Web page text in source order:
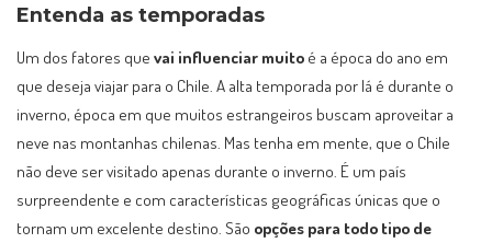
Entenda as temporadas
Um dos fatores que vai influenciar muito é a época do ano em
que deseja viajar para o Chile. A alta temporada por lá é durante o
inverno, época em que muitos estrangeiros buscam aproveitar a
neve nas montanhas chilenas. Mas tenha em mente, que o Chile
não deve ser visitado apenas durante o inverno. É um país
surpreendente e com características geográficas únicas que o
tornam um excelente destino. São opções para todo tipo de